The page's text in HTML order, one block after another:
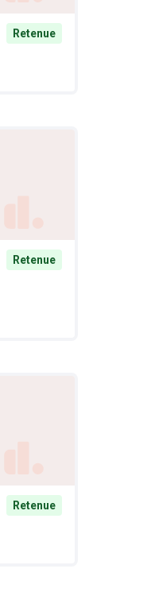
Retenue
Retenue
Retenue